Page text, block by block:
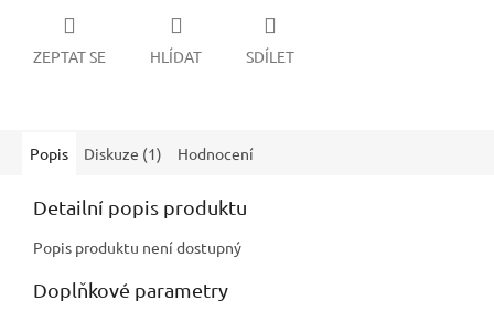
ZEPTAT SE HLÍDAT SDÍLET
Popis Diskuze (1) Hodnocení
Detailní popis produktu
Popis produktu není dostupný
Doplňkové parametry